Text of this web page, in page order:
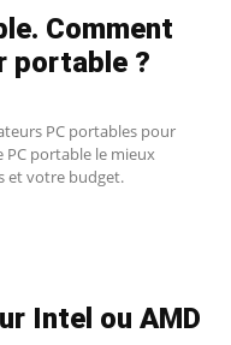
Comment
portable ?
PC portables pour
portable le mieux
et votre budget.
Intel ou AMD